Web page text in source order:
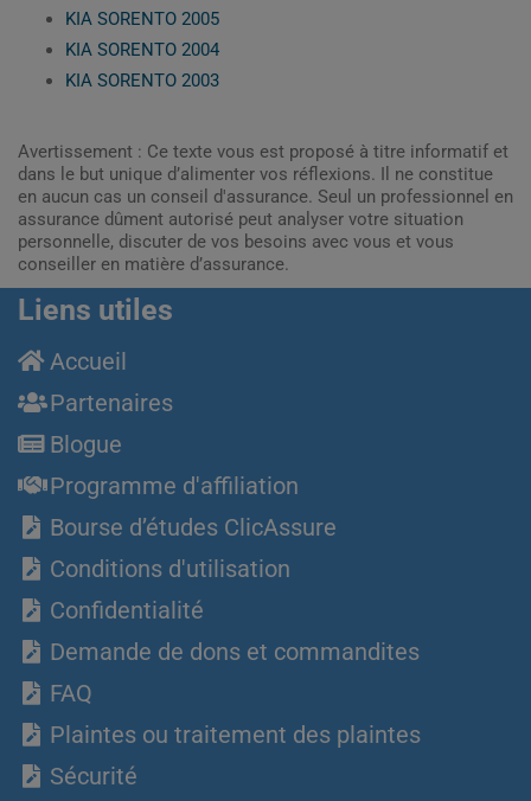
KIA SORENTO 2005
KIA SORENTO 2004
KIA SORENTO 2003
Avertissement : Ce texte vous est proposé à titre informatif et
dans le but unique d’alimenter vos réflexions. Il ne constitue
en aucun cas un conseil d'assurance. Seul un professionnel en
assurance dûment autorisé peut analyser votre situation
personnelle, discuter de vos besoins avec vous et vous
conseiller en matière d’assurance.
Liens utiles
Accueil
Partenaires
Blogue
Programme d'affiliation
Bourse d’études ClicAssure
Conditions d'utilisation
Confidentialité
Demande de dons et commandites
FAQ
Plaintes ou traitement des plaintes
Sécurité